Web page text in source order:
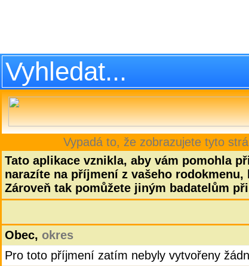
Vypadá to, že zobrazujete tyto
Tato aplikace vznikla, aby vám pomohla
narazíte na příjmení z vašeho
Zároveň tak pomůžete jiným badatelům
Obec, okres
Pro toto příjmení zatím nebyly vytvořeny